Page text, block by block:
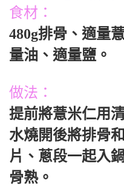
食材：
480g排骨、適量
量油、適量鹽。
做法：
提前將薏米仁用
水燒開後將排骨
片、蔥段一起入
骨熟。